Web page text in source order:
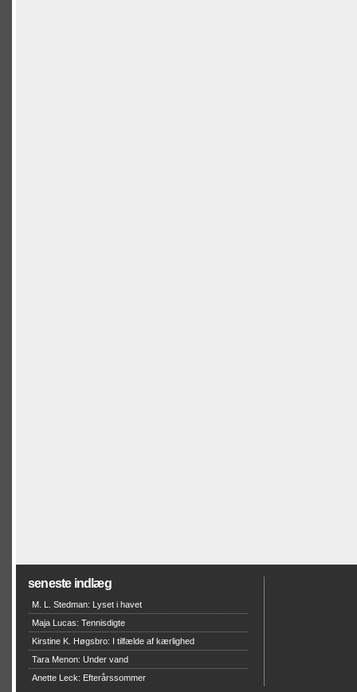
seneste indlæg
M. L. Stedman: Lyset i havet
Maja Lucas: Tennisdigte
Kirstine K. Høgsbro: I tilfælde af kærlighed
Tara Menon: Under vand
Anette Leck: Efterårssommer